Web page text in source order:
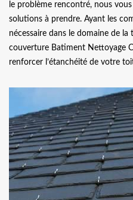
le problème rencontré, nous
solutions à prendre. Ayant les
nécessaire dans le domaine de
couverture Batiment Nettoyage
renforcer l’étanchéité de votre